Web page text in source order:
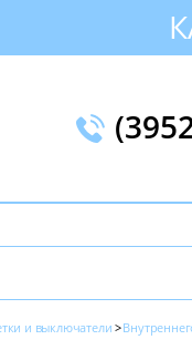
и выключатели